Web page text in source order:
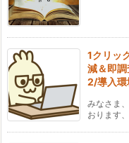
1クリッ
減＆即
2/導入環
みなさま
おります